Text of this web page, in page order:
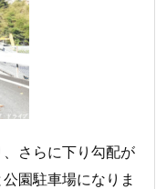
さらに下り勾配が
園駐車場になりま